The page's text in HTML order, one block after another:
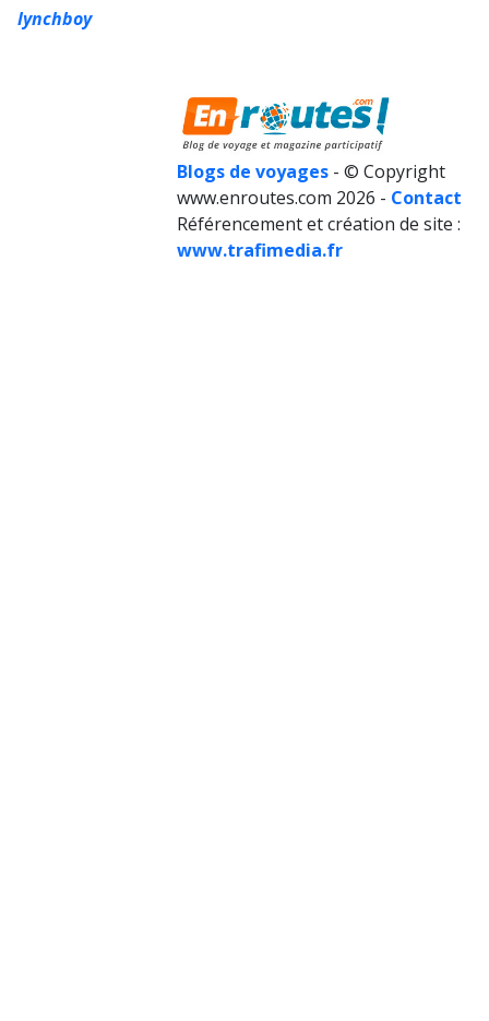
lynchboy
Blogs de voyages - © Copyright
www.enroutes.com 2026 - Contact
Référencement et création de site :
www.trafimedia.fr